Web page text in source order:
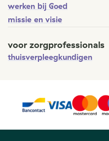
werken bij Goed
missie en visie
voor zorgprofessionals
thuisverpleegkundigen